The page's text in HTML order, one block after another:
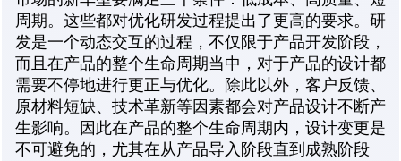
周期。这些都对优化研发过程提出了更高的要求。研
发是一个动态交互的过程，不仅限于产品开发阶段，
而且在产品的整个生命周期当中，对于产品的设计都
需要不停地进行更正与优化。除此以外，客户反馈、
原材料短缺、技术革新等因素都会对产品设计不断产
生影响。因此在产品的整个生命周期内，设计变更是
不可避免的，尤其在从产品导入阶段直到成熟阶段